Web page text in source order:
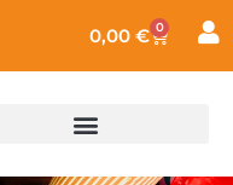
0,00 € 0